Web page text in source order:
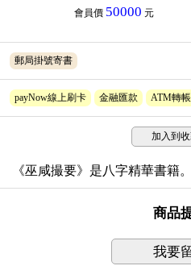
會員價 50000 元
郵局掛號寄書
payNow線上刷卡 金融匯款 ATM轉帳
加入到
《巫咸撮要》是八字精華書籍
商品
我要